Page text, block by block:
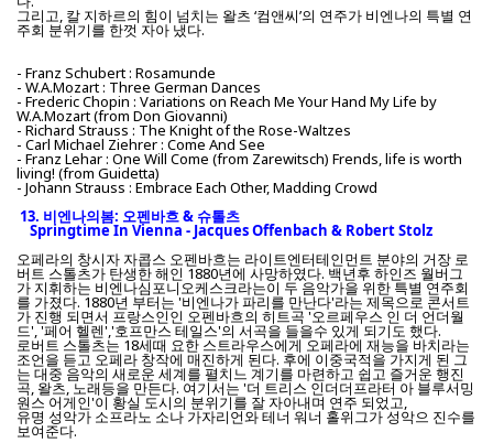
그리고, 칼 지하르의 힘이 넘치는 왈츠 ‘컴앤씨’의 연주가 비엔나의 특별 연
주회 분위기를 한껏 자아 냈다.
- Franz Schubert : Rosamunde
- W.A.Mozart : Three German Dances
- Frederic Chopin : Variations on Reach Me Your Hand My Life by
W.A.Mozart (from Don Giovanni)
- Richard Strauss : The Knight of the Rose-Waltzes
- Carl Michael Ziehrer : Come And See
- Franz Lehar : One Will Come (from Zarewitsch) Frends, life is worth
living! (from Guidetta)
- Johann Strauss : Embrace Each Other, Madding Crowd
13. 비엔나의봄: 오펜바흐 & 슈톨츠
Springtime In Vienna - Jacques Offenbach & Robert Stolz
오페라의 창시자 자콥스 오펜바흐는 라이트엔터테인먼트 분야의 거장 로
버트 스톨츠가 탄생한 해인 1880년에 사망하였다. 백년후 하인즈 월버그
가 지휘하는 비엔나심포니오케스크라는이 두 음악가을 위한 특별 연주회
를 가졌다. 1880년 부터는 '비엔나가 파리를 만난다'라는 제목으로 콘서트
가 진행 되면서 프랑스인인 오펜바흐의 히트곡 '오르페우스 인 더 언더월
드', '페어 헬렌','호프만스 테일스'의 서곡을 들을수 있게 되기도 했다.
로버트 스톨츠는 18세때 요한 스트라우스에게 오페라에 재능을 바치라는
조언을 듣고 오페라 창작에 매진하게 된다. 후에 이중국적을 가지게 된 그
는 대중 음악의 새로운 세계를 펼치느 계기를 마련하고 쉽고 즐거운 행진
곡, 왈츠, 노래등을 만든다. 여기서는 '더 트리스 인더더프라터 아 블루서밍
원스 어게인'이 황실 도시의 분위기를 잘 자아내며 연주 되었고,
유명 성악가 소프라노 소나 가자리언와 테너 워너 홀위그가 성악으 진수를
보여준다.